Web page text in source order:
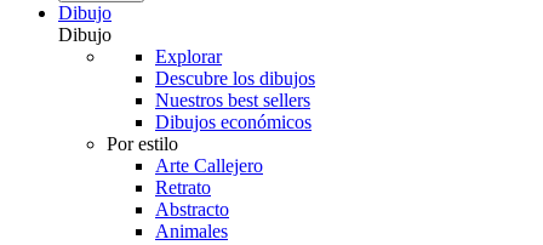
Dibujo
Dibujo
Explorar
Descubre los dibujos
Nuestros best sellers
Dibujos económicos
Por estilo
Arte Callejero
Retrato
Abstracto
Animales